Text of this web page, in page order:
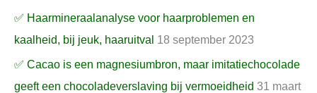
✅ Haarmineraalanalyse voor haarproblemen en
kaalheid, bij jeuk, haaruitval 18 september 2023
✅ Cacao is een magnesiumbron, maar imitatiechocolade
geeft een chocoladeverslaving bij vermoeidheid 31 maart